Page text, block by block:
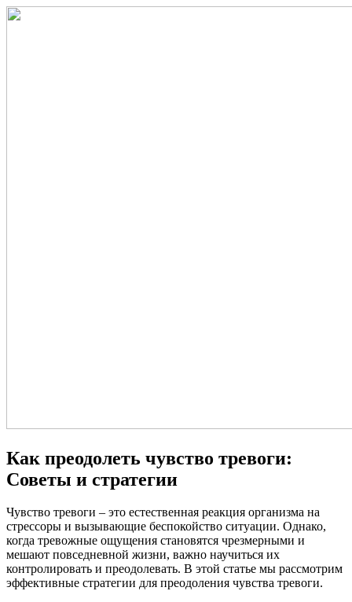
Как преодолеть чувство тревоги:
Советы и стратегии
Чувство тревоги – это естественная реакция организма на
стрессоры и вызывающие беспокойство ситуации. Однако,
когда тревожные ощущения становятся чрезмерными и
мешают повседневной жизни, важно научиться их
контролировать и преодолевать. В этой статье мы рассмотрим
эффективные стратегии для преодоления чувства тревоги.